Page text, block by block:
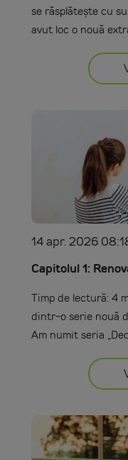
se răsplătește cu
avut loc o nouă
14 apr. 2026
Capitolul 1:
Timp de lectură: 4
dintr-o serie nouă
Am numit seria